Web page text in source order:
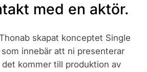
med en aktör.
skapat konceptet Single
innebär att ni presenterar
det kommer till produktion av